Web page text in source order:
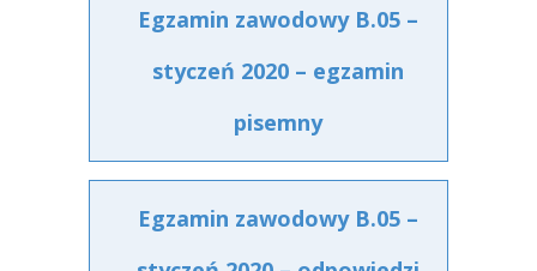
Egzamin zawodowy B.05 –
styczeń 2020 – egzamin
pisemny
Egzamin zawodowy B.05 –